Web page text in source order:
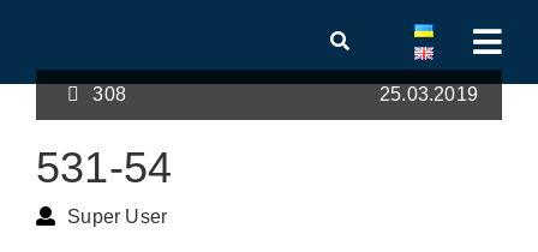
308 25.03.2019
531-54
Super User